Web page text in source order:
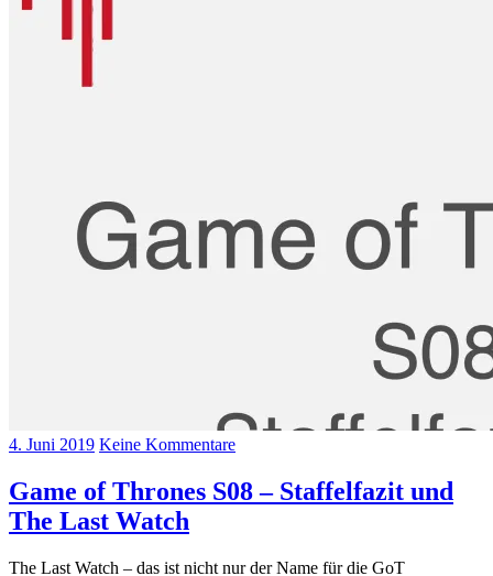
4. Juni 2019 Keine Kommentare
Game of Thrones S08 – Staffelfazit und
The Last Watch
The Last Watch – das ist nicht nur der Name für die GoT